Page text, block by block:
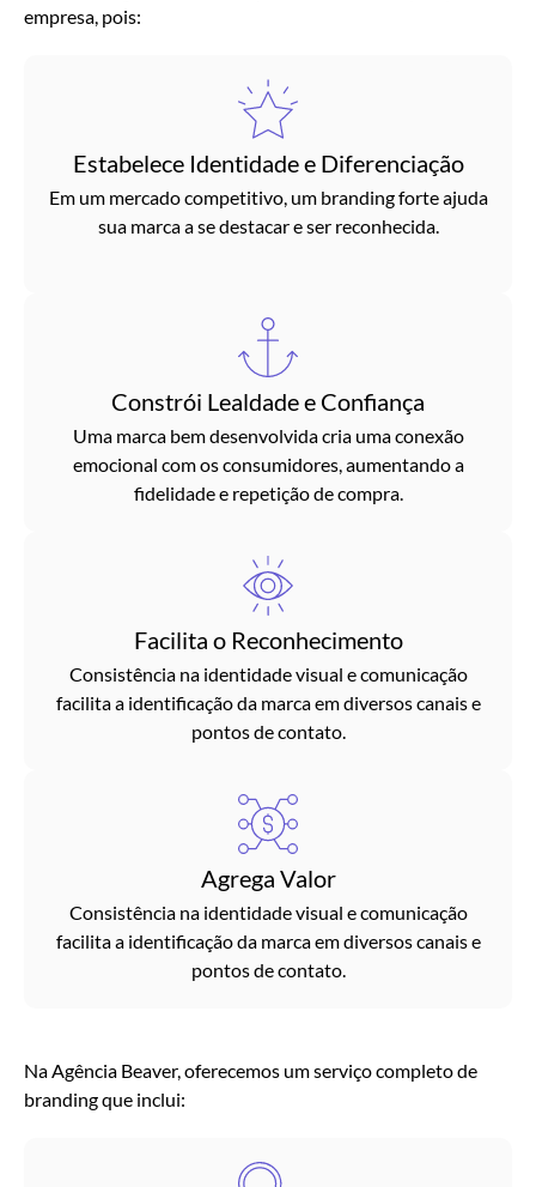
empresa, pois:
Estabelece Identidade e Diferenciação
Em um mercado competitivo, um branding forte ajuda
sua marca a se destacar e ser reconhecida.
Constrói Lealdade e Confiança
Uma marca bem desenvolvida cria uma conexão
emocional com os consumidores, aumentando a
fidelidade e repetição de compra.
Facilita o Reconhecimento
Consistência na identidade visual e comunicação
facilita a identificação da marca em diversos canais e
pontos de contato.
Agrega Valor
Consistência na identidade visual e comunicação
facilita a identificação da marca em diversos canais e
pontos de contato.
Na Agência Beaver, oferecemos um serviço completo de
branding que inclui: